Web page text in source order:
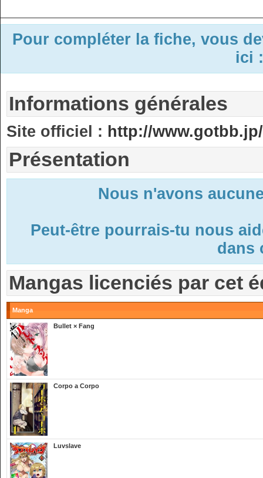
Pour compléter la fiche, vous
ici
Informations générales
Site officiel : http://www.gotbb.jp/
Présentation
Nous n'avons
Peut-être pourrais-tu nous
dans
Mangas licenciés par cet
Manga
Bullet × Fang
Corpo a Corpo
Luvslave